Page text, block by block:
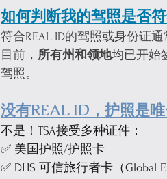
如何判断我的驾照是否
符合REAL ID的驾照或身份证
目前， 所有州和领地均已开始
驾照。
没有REAL ID，护照是
不是！TSA接受多种证件：
✅ 美国护照/护照卡
✅ DHS 可信旅行者卡（Global